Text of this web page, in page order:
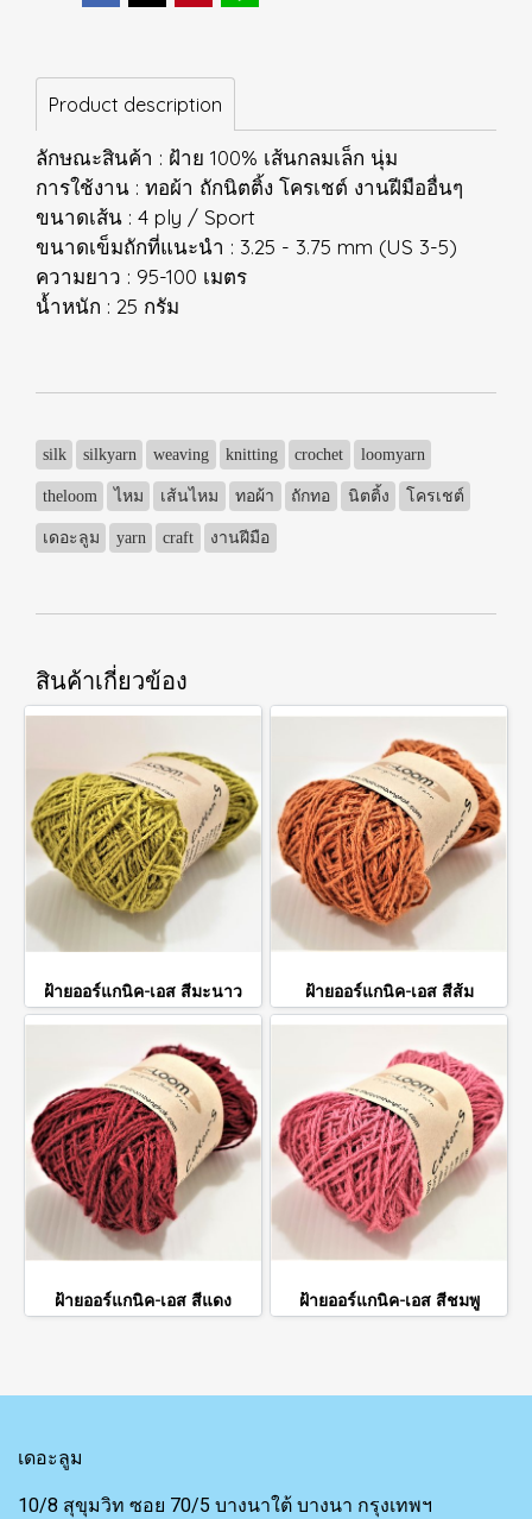
Product description
ลักษณะสินค้า : ฝ้าย 100% เส้นกลมเล็ก นุ่ม
การใช้งาน : ทอผ้า ถักนิตติ้ง โครเชต์ งานฝีมืออื่นๆ
ขนาดเส้น : 4 ply / Sport
ขนาดเข็มถักที่แนะนำ : 3.25 - 3.75 mm (US 3-5)
ความยาว : 95-100 เมตร
น้ำหนัก : 25 กรัม
silk silkyarn weaving knitting crochet loomyarn
theloom ไหม เส้นไหม ทอผ้า ถักทอ นิตติ้ง โครเชต์
เดอะลูม yarn craft งานฝีมือ
สินค้าเกี่ยวข้อง
ฝ้ายออร์แกนิค-เอส สีมะนาว ฝ้ายออร์แกนิค-เอส สีส้ม
ฝ้ายออร์แกนิค-เอส สีแดง ฝ้ายออร์แกนิค-เอส สีชมพู
เดอะลูม
10/8 สุขุมวิท ซอย 70/5 บางนาใต้ บางนา กรุงเทพฯ